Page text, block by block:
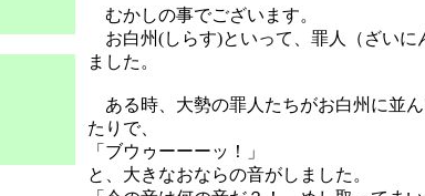
むかしの事でございます。
お白州(しらす)といって、罪人（ざいに
ました。
ある時、大勢の罪人たちがお白州に並
たりで、
「ブウゥーーーッ！」
と、大きなおならの音がしました。